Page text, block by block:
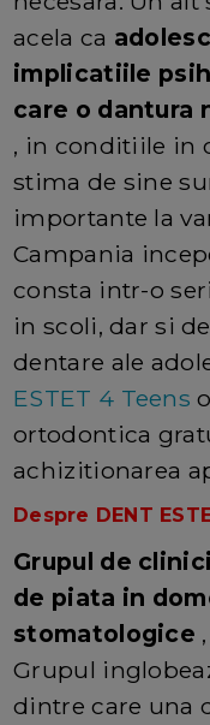
acela ca
implicatiile
care o dantura
, in conditiile in
stima de sine
importante la
Campania
consta intr-o
in scoli, dar si
dentare ale
ESTET 4 Teens
ortodontica
achizitionarea
Despre DENT
Grupul de clinici
de piata in
stomatologice
Grupul
dintre care una